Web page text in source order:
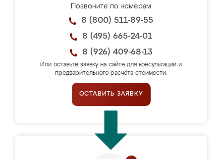
Позвоните по номерам
8 (800) 511-89-55
8 (495) 665-24-01
8 (926) 409-68-13
Или оставьте заявку на сайте для консультации и
предварительного расчёта стоимости.
ОСТАВИТЬ ЗАЯВКУ